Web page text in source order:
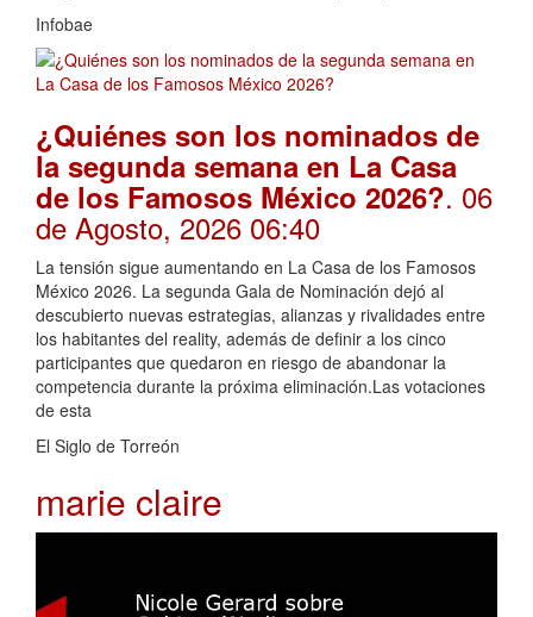
Infobae
¿Quiénes son los nominados de
la segunda semana en La Casa
de los Famosos México 2026?. 06
de Agosto, 2026 06:40
La tensión sigue aumentando en La Casa de los Famosos
México 2026. La segunda Gala de Nominación dejó al
descubierto nuevas estrategias, alianzas y rivalidades entre
los habitantes del reality, además de definir a los cinco
participantes que quedaron en riesgo de abandonar la
competencia durante la próxima eliminación.Las votaciones
de esta
El Siglo de Torreón
marie claire